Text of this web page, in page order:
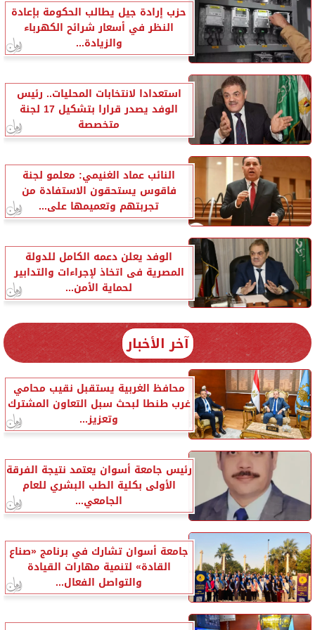
حزب إرادة جيل يطالب الحكومة بإعادة
النظر في أسعار شرائح الكهرباء
والزيادة...
استعدادا لانتخابات المحليات.. رئيس
الوفد يصدر قرارا بتشكيل 17 لجنة
متخصصة
النائب عماد الغنيمي: معلمو لجنة
فاقوس يستحقون الاستفادة من
تجربتهم وتعميمها على...
الوفد يعلن دعمه الكامل للدولة
المصرية فى اتخاذ لإجراءات والتدابير
لحماية الأمن...
آخر الأخبار
محافظ الغربية يستقبل نقيب محامي
غرب طنطا لبحث سبل التعاون المشترك
وتعزيز...
رئيس جامعة أسوان يعتمد نتيجة الفرقة
الأولى بكلية الطب البشري للعام
الجامعي...
جامعة أسوان تشارك في برنامج «صناع
القادة» لتنمية مهارات القيادة
والتواصل الفعال...